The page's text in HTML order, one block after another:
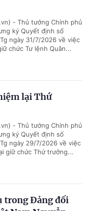
- Thủ tướng Chính phủ
ký Quyết định số
ngày 31/7/2026 về việc
chức Tư lệnh Quân...
lại Thứ
- Thủ tướng Chính phủ
ký Quyết định số
ngày 29/7/2026 về việc
giữ chức Thứ trưởng...
trong Đảng đối